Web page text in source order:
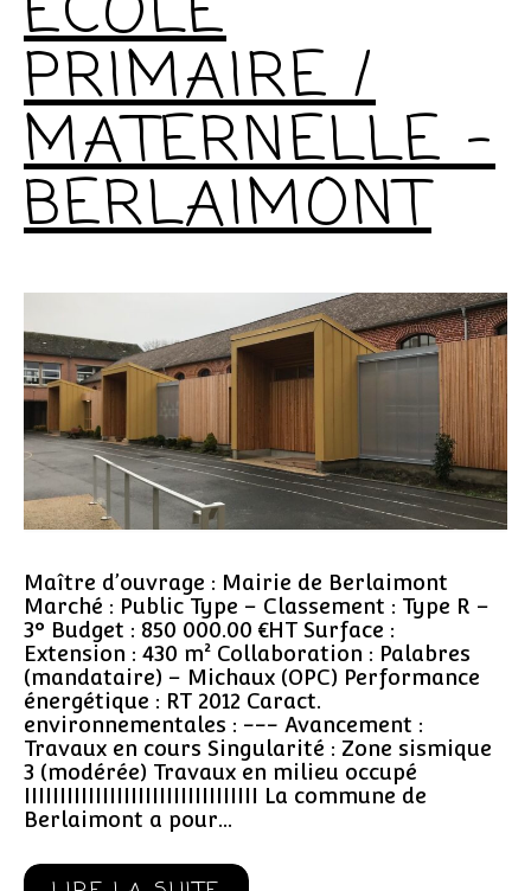
PRIMAIRE /
MATERNELLE –
BERLAIMONT
Maître d’ouvrage : Mairie de Berlaimont
Marché : Public Type – Classement : Type R –
3° Budget : 850 000.00 €HT Surface :
Extension : 430 m² Collaboration : Palabres
(mandataire) – Michaux (OPC) Performance
énergétique : RT 2012 Caract.
environnementales : --- Avancement :
Travaux en cours Singularité : Zone sismique
3 (modérée) Travaux en milieu occupé
IIIIIIIIIIIIIIIIIIIIIIIIIIIIIIIII La commune de
Berlaimont a pour…